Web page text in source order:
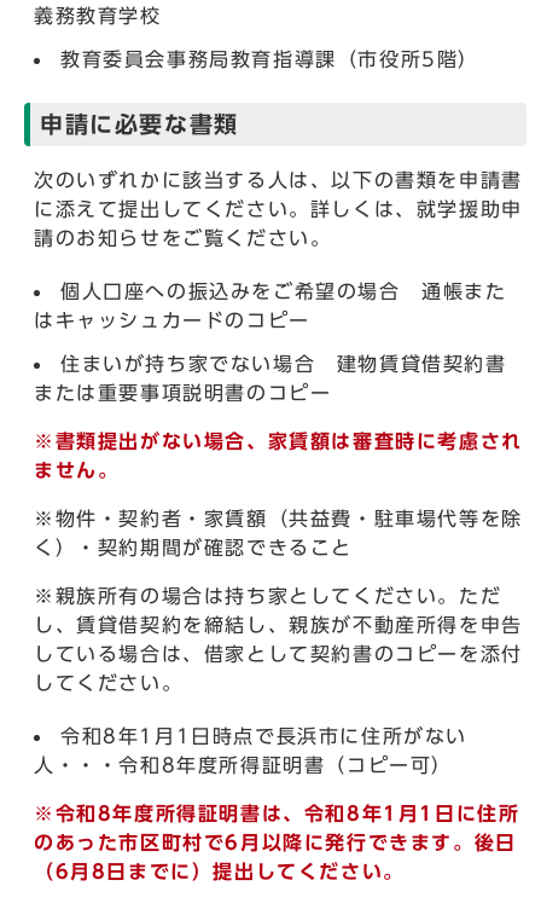
義務教育学校
教育委員会事務局教育指導課（市役所5階）
申請に必要な書類
次のいずれかに該当する人は、以下の書類を申請書
に添えて提出してください。詳しくは、就学援助申
請のお知らせをご覧ください。
個人口座への振込みをご希望の場合 通帳また
はキャッシュカードのコピー
住まいが持ち家でない場合 建物賃貸借契約書
または重要事項説明書のコピー
※書類提出がない場合、家賃額は審査時に考慮され
ません。
※物件・契約者・家賃額（共益費・駐車場代等を除
く）・契約期間が確認できること
※親族所有の場合は持ち家としてください。ただ
し、賃貸借契約を締結し、親族が不動産所得を申告
している場合は、借家として契約書のコピーを添付
してください。
令和8年1月1日時点で長浜市に住所がない
人・・・令和8年度所得証明書（コピー可）
※令和8年度所得証明書は、令和8年1月1日に住所
のあった市区町村で6月以降に発行できます。 後日
（6月8日までに）提出してください。